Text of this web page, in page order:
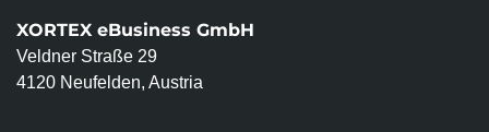
XORTEX eBusiness GmbH
Veldner Straße 29
4120 Neufelden, Austria